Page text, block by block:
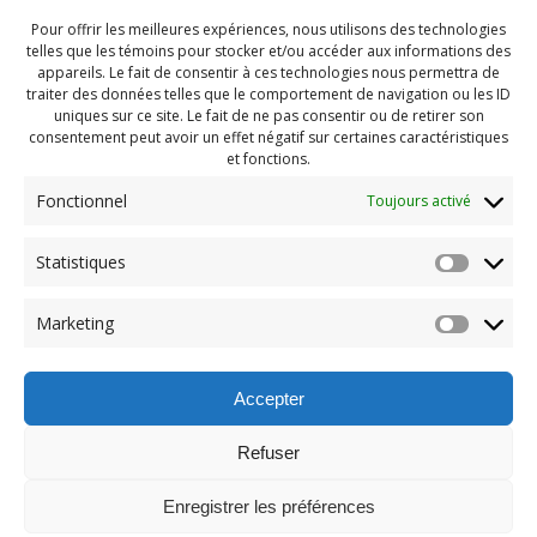
Pour offrir les meilleures expériences, nous utilisons des technologies
telles que les témoins pour stocker et/ou accéder aux informations des
appareils. Le fait de consentir à ces technologies nous permettra de
traiter des données telles que le comportement de navigation ou les ID
uniques sur ce site. Le fait de ne pas consentir ou de retirer son
consentement peut avoir un effet négatif sur certaines caractéristiques
et fonctions.
Fonctionnel Toujours activé
Statistiques
Marketing
Accepter
Refuser
Enregistrer les préférences
Navigation
de
l'article
Previous
PDG Juillet 2022 (64)
© 2026 Maison des Jeunes de Boucherville.